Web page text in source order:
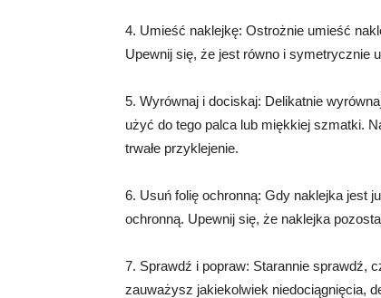
4. Umieść naklejkę: Ostrożnie umieść
Upewnij się, że jest równo i symetrycznie
5. Wyrównaj i dociskaj: Delikatnie
użyć do tego palca lub miękkiej szmatki.
trwałe przyklejenie.
6. Usuń folię ochronną: Gdy naklejka jest
ochronną. Upewnij się, że naklejka
7. Sprawdź i popraw: Starannie sprawdź,
zauważysz jakiekolwiek niedociągnięcia,